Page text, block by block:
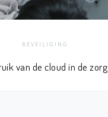
BEVEILIGING
van de cloud in de zorg